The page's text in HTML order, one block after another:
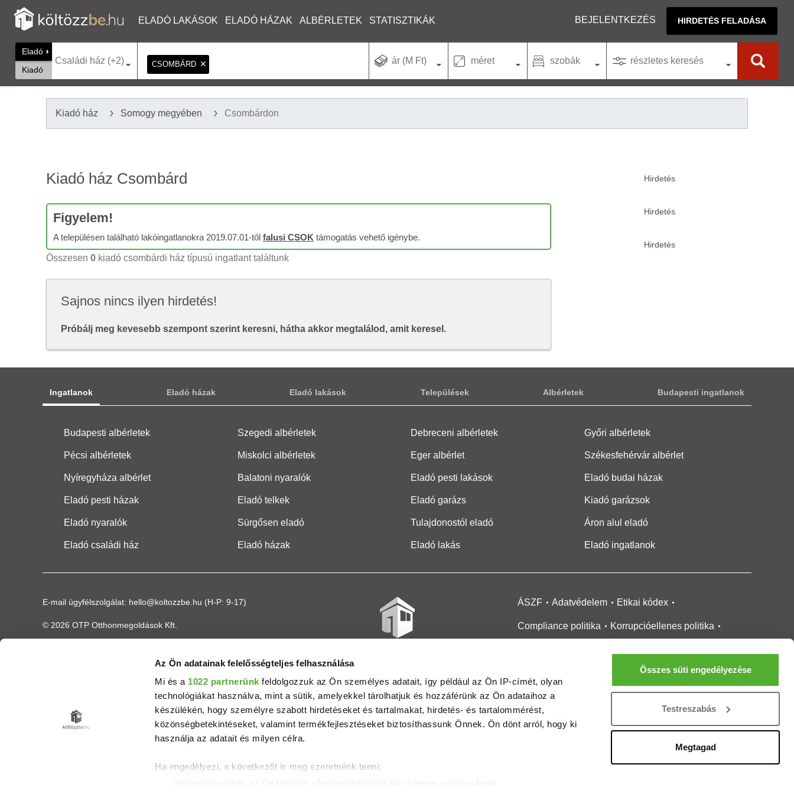
Az Ön adatainak felelősségteljes felhasználása
Mi és a 1022 partnerünk feldolgozzuk az Ön személyes adatait, így például az Ön IP-címét, olyan
technológiákat használva, mint a sütik, amelyekkel tárolhatjuk és hozzáférünk az Ön adataihoz a
készülékén, hogy személyre szabott hirdetéseket és tartalmakat, hirdetés- és tartalommérést,
közönségbetekintéseket, valamint termékfejlesztéseket biztosíthassunk Önnek. Ön dönt arról, hogy ki
használja az adatait és milyen célra.
Ha engedélyezi, a következőt is meg szeretnénk tenni:
Összes süti engedélyezése
Testreszabás
Megtagad
ELADÓ LAKÁSOK ELADÓ HÁZAK ALBÉRLETEK STATISZTIKÁK BEJELENTKEZÉS HIRDETÉS FELADÁSA
Eladó
Kiadó
Családi ház (+2) CSOMBÁRD ár (M Ft) méret szobák részletes keresés
Kiadó ház Somogy megyében Csombárdon
Kiadó ház Csombárd
Figyelem!
A településen található lakóingatlanokra 2019.07.01-től falusi CSOK támogatás vehető igénybe.
Összesen 0 kiadó csombárdi ház típusú ingatlant találtunk
Sajnos nincs ilyen hirdetés!
Próbálj meg kevesebb szempont szerint keresni, hátha akkor megtalálod, amit keresel.
Ingatlanok Eladó házak Eladó lakások Települések Albérletek Budapesti ingatlanok
Budapesti albérletek Szegedi albérletek Debreceni albérletek Győri albérletek
Pécsi albérletek Miskolci albérletek Eger albérlet Székesfehérvár albérlet
Nyíregyháza albérlet Balatoni nyaralók Eladó pesti lakások Eladó budai házak
Eladó pesti házak Eladó telkek Eladó garázs Kiadó garázsok
Eladó nyaralók Sürgősen eladó Tulajdonostól eladó Áron alul eladó
Eladó családi ház Eladó házak Eladó lakás Eladó ingatlanok
E-mail ügyfélszolgálat: hello@koltozzbe.hu (H-P: 9-17)
© 2026 OTP Otthonmegoldások Kft.
ÁSZF Adatvédelem Etikai kódex
Compliance politika Korrupcióellenes politika
Médiaajánlat
Ingatlanközvetítőknek
Magánszemélyeknek
Új építésű lakások
Tartalommoderálási jelentés